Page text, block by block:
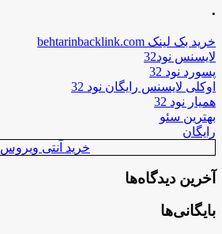
.
خرید بک لینک behtarinbacklink.com
لایسنس نود32
پسورد نود 32
اوکلی لایسنس رایگان نود 32
همیار نود 32
بهترین سئو
رایگان
خرید آنتی ویروس
آخرین دیدگاه‌ها
بایگانی‌ها